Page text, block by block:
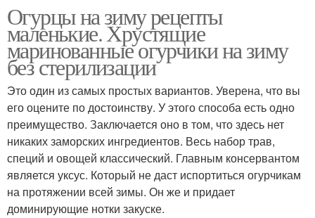
Огурцы на зиму рецепты
маленькие. Хрустящие
маринованные огурчики на зиму
без стерилизации
Это один из самых простых вариантов. Уверена, что вы
его оцените по достоинству. У этого способа есть одно
преимущество. Заключается оно в том, что здесь нет
никаких заморских ингредиентов. Весь набор трав,
специй и овощей классический. Главным консервантом
является уксус. Который не даст испортиться огурчикам
на протяжении всей зимы. Он же и придает
доминирующие нотки закуске.